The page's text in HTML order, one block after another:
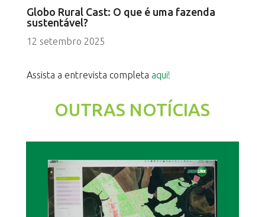
Globo Rural Cast: O que é uma fazenda
sustentável?
12 setembro 2025
Assista a entrevista completa aqui!
OUTRAS NOTÍCIAS